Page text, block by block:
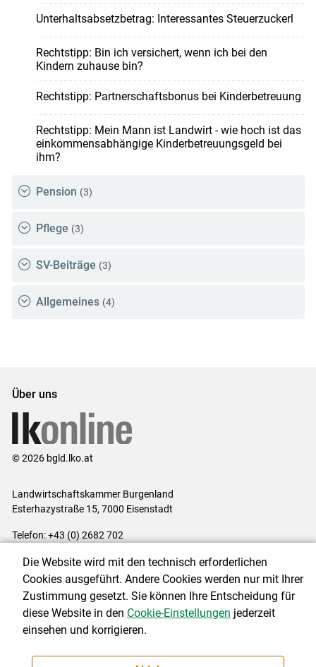
Unterhaltsabsetzbetrag: Interessantes Steuerzuckerl
Rechtstipp: Bin ich versichert, wenn ich bei den
Kindern zuhause bin?
Rechtstipp: Partnerschaftsbonus bei Kinderbetreuung
Rechtstipp: Mein Mann ist Landwirt - wie hoch ist das
einkommensabhängige Kinderbetreuungsgeld bei
ihm?
Pension (3)
Pflege (3)
SV-Beiträge (3)
Allgemeines (4)
Über uns
© 2026 bgld.lko.at
Landwirtschaftskammer Burgenland
Esterhazystraße 15, 7000 Eisenstadt
Telefon: +43 (0) 2682 702
Impressum|Kontakt|Datenschutzerklärung|Barrierefreiheit|
Cookie-Einstellungen
NEWSLETTER
Die Website wird mit den technisch erforderlichen
Cookies ausgeführt. Andere Cookies werden nur mit Ihrer
Zustimmung gesetzt. Sie können Ihre Entscheidung für
diese Website in den Cookie-Einstellungen jederzeit
einsehen und korrigieren.